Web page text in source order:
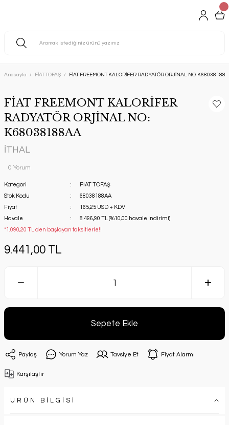
Anasayfa FİAT TOFAŞ FİAT FREEMONT KALORİFER RADYATÖR ORJİNAL NO:
FİAT FREEMONT KALORİFER
RADYATÖR ORJİNAL NO:
K68038188AA
İTHAL
0 Yorum
Kategori
FİAT TOFAŞ
Stok Kodu
68038188AA
Fiyat
165,25 USD + KDV
Havale
8.496,90 TL (%10,00 havale indirimi)
*1.090,20 TL den başlayan taksitlerle!!
9.441,00 TL
Sepete Ekle
Paylaş Yorum Yaz Tavsiye Et Fiyat Alarmı
Karşılaştır
ÜRÜN BİLGİSİ